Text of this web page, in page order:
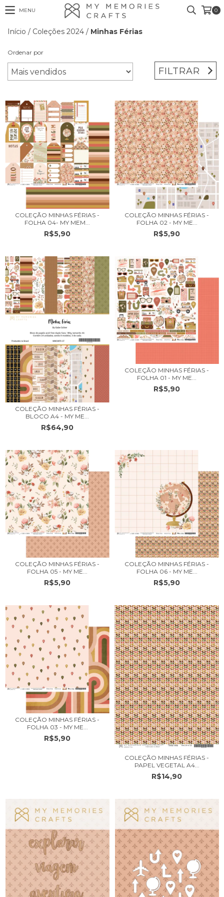
MENU 0
Início / Coleções 2024 / Minhas Férias
Ordenar por
FILTRAR
COLEÇÃO MINHAS FÉRIAS -
FOLHA 04- MY MEM...
R$5,90
COLEÇÃO MINHAS FÉRIAS -
FOLHA 02 - MY ME...
R$5,90
COLEÇÃO MINHAS FÉRIAS -
BLOCO A4 - MY ME...
R$64,90
COLEÇÃO MINHAS FÉRIAS -
FOLHA 01 - MY ME...
R$5,90
COLEÇÃO MINHAS FÉRIAS -
FOLHA 05 - MY ME...
R$5,90
COLEÇÃO MINHAS FÉRIAS -
FOLHA 06 - MY ME...
R$5,90
COLEÇÃO MINHAS FÉRIAS -
FOLHA 03 - MY ME...
R$5,90
COLEÇÃO MINHAS FÉRIAS -
PAPEL VEGETAL A4...
R$14,90